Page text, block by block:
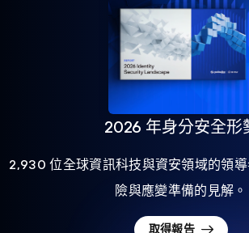
2026 年身分安全形
2,930 位全球資訊科技與資安領域的領
險與應變準備的見解。
取得報告